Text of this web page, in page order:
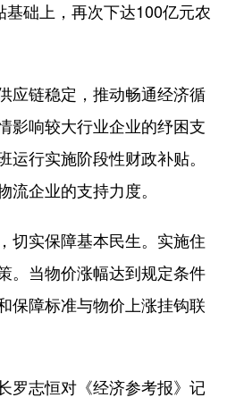
础上，再次下达100亿元农
链稳定，推动畅通经济循
影响较大行业企业的纾困支
行实施阶段性财政补贴。
企业的支持力度。
实保障基本民生。实施住
。当物价涨幅达到规定条件
保障标准与物价上涨挂钩联
志恒对《经济参考报》记